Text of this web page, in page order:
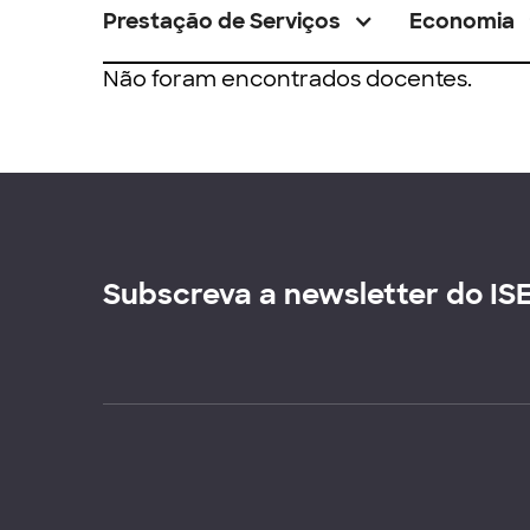
Prestação de Serviços Economia
Não foram encontrados docentes.
Subscreva a newsletter do